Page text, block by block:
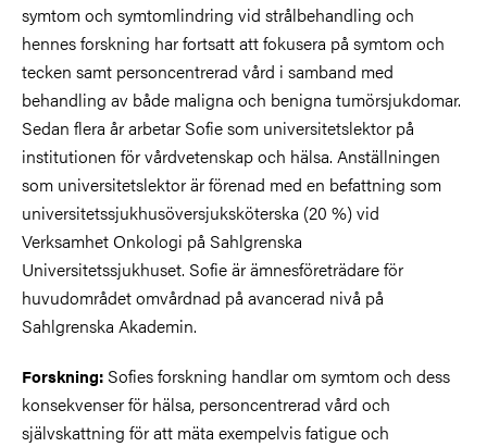
symtom och symtomlindring vid strålbehandling och
hennes forskning har fortsatt att fokusera på symtom och
tecken samt personcentrerad vård i samband med
behandling av både maligna och benigna tumörsjukdomar.
Sedan flera år arbetar Sofie som universitetslektor på
institutionen för vårdvetenskap och hälsa. Anställningen
som universitetslektor är förenad med en befattning som
universitetssjukhusöversjuksköterska (20 %) vid
Verksamhet Onkologi på Sahlgrenska
Universitetssjukhuset. Sofie är ämnesföreträdare för
huvudområdet omvårdnad på avancerad nivå på
Sahlgrenska Akademin.
Forskning: Sofies forskning handlar om symtom och dess
konsekvenser för hälsa, personcentrerad vård och
självskattning för att mäta exempelvis fatigue och